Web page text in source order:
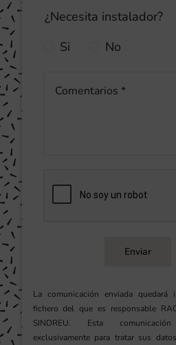
¿Necesita instalador?
Si
No
Enviar
La comunicación enviada quedará
fichero del que es responsable
SINDREU. Esta
exclusivamente para tratar sus